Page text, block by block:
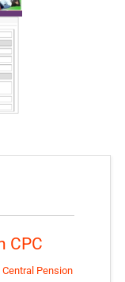
CPC
Central Pension